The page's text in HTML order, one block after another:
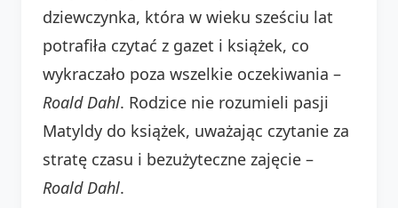
dziewczynka, która w wieku sześciu lat
potrafiła czytać z gazet i książek, co
wykraczało poza wszelkie oczekiwania –
Roald Dahl. Rodzice nie rozumieli pasji
Matyldy do książek, uważając czytanie za
stratę czasu i bezużyteczne zajęcie –
Roald Dahl.